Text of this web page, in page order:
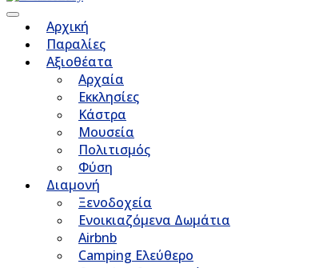
Αρχική
Παραλίες
Αξιοθέατα
Αρχαία
Εκκλησίες
Κάστρα
Μουσεία
Πολιτισμός
Φύση
Διαμονή
Ξενοδοχεία
Ενοικιαζόμενα Δωμάτια
Airbnb
Camping Ελεύθερο